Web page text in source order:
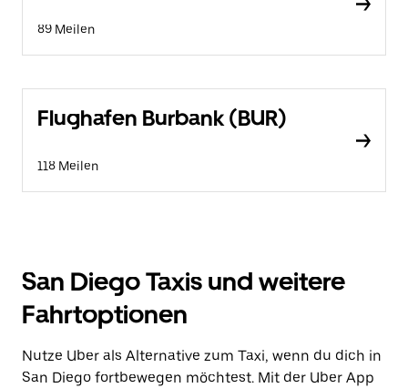
89 Meilen
Flughafen Burbank (BUR)
118 Meilen
San Diego Taxis und weitere
Fahrtoptionen
Nutze Uber als Alternative zum Taxi, wenn du dich in
San Diego fortbewegen möchtest. Mit der Uber App